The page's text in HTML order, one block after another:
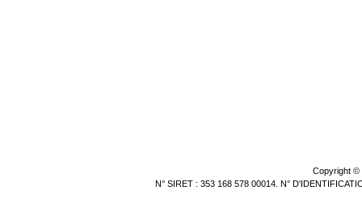
Copyright ©
N° SIRET : 353 168 578 00014. N°